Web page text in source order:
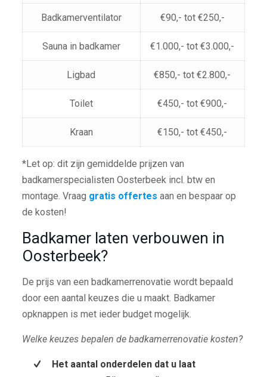
Badkamerventilator €90,- tot €250,-
Sauna in badkamer €1.000,- tot €3.000,-
Ligbad €850,- tot €2.800,-
Toilet €450,- tot €900,-
Kraan €150,- tot €450,-
*Let op: dit zijn gemiddelde prijzen van
badkamerspecialisten Oosterbeek incl. btw en
montage. Vraag gratis offertes aan en bespaar op
de kosten!
Badkamer laten verbouwen in
Oosterbeek?
De prijs van een badkamerrenovatie wordt bepaald
door een aantal keuzes die u maakt. Badkamer
opknappen is met ieder budget mogelijk.
Welke keuzes bepalen de badkamerrenovatie kosten?
Het aantal onderdelen dat u laat